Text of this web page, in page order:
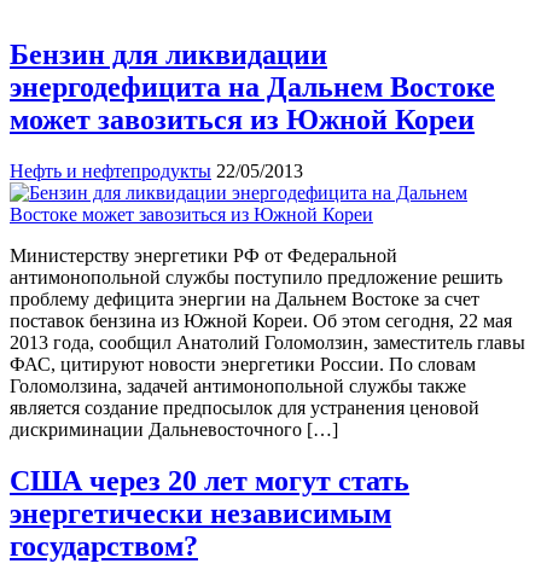
Бензин для ликвидации
энергодефицита на Дальнем Востоке
может завозиться из Южной Кореи
Нефть и нефтепродукты 22/05/2013
Министерству энергетики РФ от Федеральной
антимонопольной службы поступило предложение решить
проблему дефицита энергии на Дальнем Востоке за счет
поставок бензина из Южной Кореи. Об этом сегодня, 22 мая
2013 года, сообщил Анатолий Голомолзин, заместитель главы
ФАС, цитируют новости энергетики России. По словам
Голомолзина, задачей антимонопольной службы также
является создание предпосылок для устранения ценовой
дискриминации Дальневосточного […]
США через 20 лет могут стать
энергетически независимым
государством?